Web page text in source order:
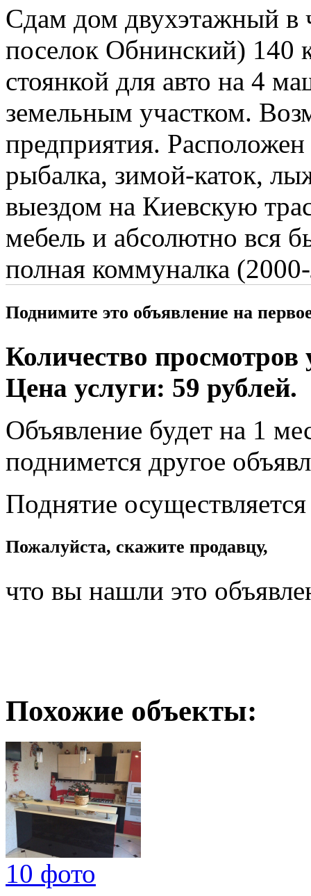
Сдам дом двухэтажный в
поселок Обнинский) 140
стоянкой для авто на 4
земельным участком.
предприятия.
рыбалка, зимой-каток,
выездом на Киевскую
мебель и абсолютно вся
полная коммуналка
Поднимите это объявление на
Количество просмотров
Цена услуги: 59 рублей.
Объявление будет на 1
поднимется другое
Поднятие
Пожалуйста, скажите продавцу,
что вы нашли это
Похожие объекты:
10 фото